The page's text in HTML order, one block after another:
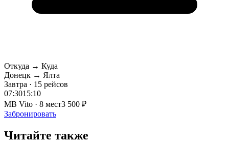
Откуда → Куда
Донецк → Ялта
Завтра · 15 рейсов
07:3015:10
MB Vito · 8 мест3 500 ₽
Забронировать
Читайте также